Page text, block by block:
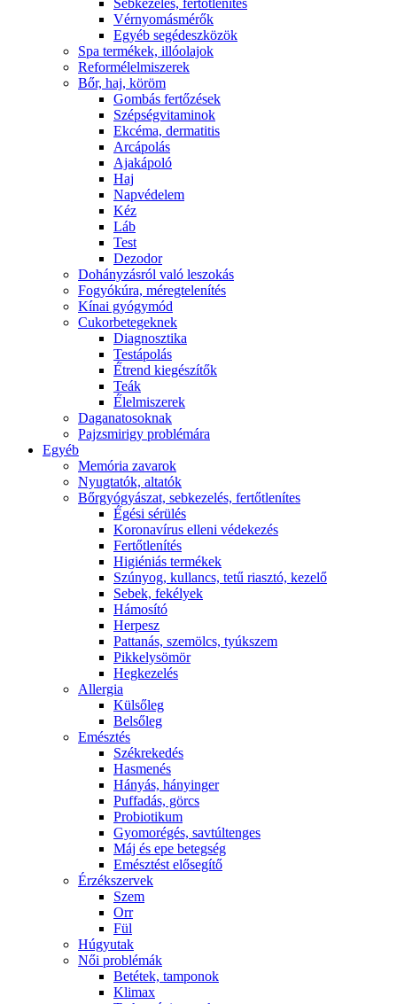
Sebkezelés, fertőtlenítés
Vérnyomásmérők
Egyéb segédeszközök
Spa termékek, illóolajok
Reformélelmiszerek
Bőr, haj, köröm
Gombás fertőzések
Szépségvitaminok
Ekcéma, dermatitis
Arcápolás
Ajakápoló
Haj
Napvédelem
Kéz
Láb
Test
Dezodor
Dohányzásról való leszokás
Fogyókúra, méregtelenítés
Kínai gyógymód
Cukorbetegeknek
Diagnosztika
Testápolás
É́trend kiegészítők
Teák
É́lelmiszerek
Daganatosoknak
Pajzsmirigy problémára
Egyéb
Memória zavarok
Nyugtatók, altatók
Bőrgyógyászat, sebkezelés, fertőtlenítes
É́gési sérülés
Koronavírus elleni védekezés
Fertőtlenítés
Higiéniás termékek
Szúnyog, kullancs, tetű riasztó, kezelő
Sebek, fekélyek
Hámosító
Herpesz
Pattanás, szemölcs, tyúkszem
Pikkelysömör
Hegkezelés
Allergia
Külsőleg
Belsőleg
Emésztés
Székrekedés
Hasmenés
Hányás, hányinger
Puffadás, görcs
Probiotikum
Gyomorégés, savtúltenges
Máj és epe betegség
Emésztést elősegítő
Érzékszervek
Szem
Orr
Fül
Húgyutak
Női problémák
Betétek, tamponok
Klimax